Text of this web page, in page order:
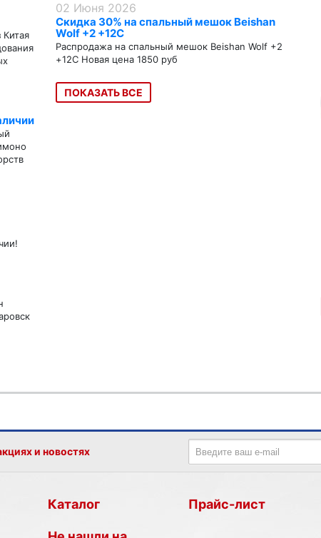
Китая
02 Июня 2026
Скидка 30% на спальный мешок Beishan
Wolf +2 +12C
Распродажа на спальный мешок Beishan Wolf +2
+12C Новая цена 1850 руб
ПОКАЗАТЬ ВСЕ
и новостях
Каталог Прайс-лист